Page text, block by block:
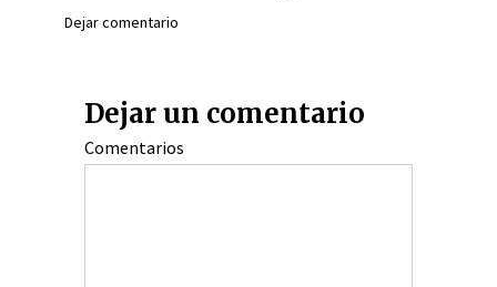
Dejar comentario
Dejar un comentario
Comentarios